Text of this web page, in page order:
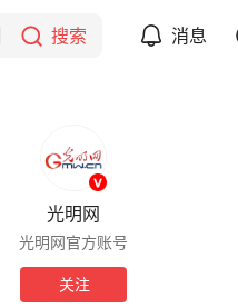
搜索 消息
光明网
光明网官方账号
关注